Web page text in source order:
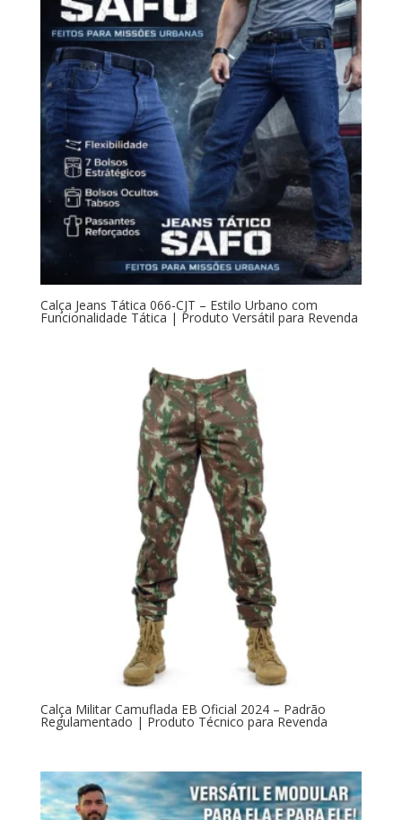
Calça Jeans Tática 066-CJT – Estilo Urbano com
Funcionalidade Tática | Produto Versátil para Revenda
Calça Militar Camuflada EB Oficial 2024 – Padrão
Regulamentado | Produto Técnico para Revenda